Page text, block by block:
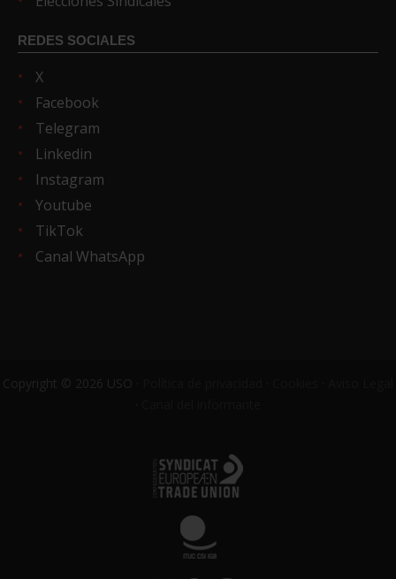
REDES SOCIALES
X
Facebook
Telegram
Linkedin
Instagram
Youtube
TikTok
Canal WhatsApp
Copyright © 2026 USO ·